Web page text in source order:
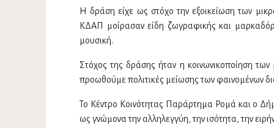
Η δράση είχε ως στόχο την εξοικείωση των
ΚΔΑΠ μοίρασαν είδη ζωγραφικής και
μουσική.
Στόχος της δράσης ήταν η κοινωνικοποίηση
προωθούμε πολιτικές μείωσης των φαινομένων
Το Κέντρο Κοινότητας Παράρτημα Ρομά και ο
ως γνώμονα την αλληλεγγύη, την ισότητα, την